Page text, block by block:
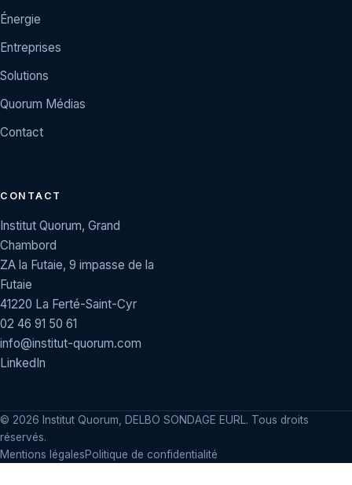
Énergie
Entreprises
Solutions
Quorum Médias
Contact
CONTACT
Institut Quorum, Grand
Chambord
ZA la Futaie, 9 impasse de la
Futaie
41220 La Ferté-Saint-Cyr
02 46 91 50 61
info@institut-quorum.com
LinkedIn
© 2026 Institut Quorum, DELBO SONDAGE EURL. Tous droits
réservés.
Mentions légalesPolitique de confidentialité